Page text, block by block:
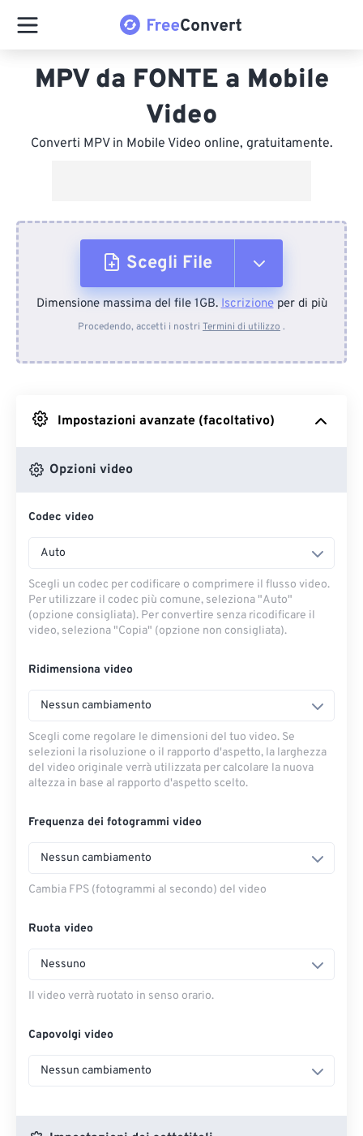
MPV da FONTE a Mobile
Video
Converti MPV in Mobile Video online, gratuitamente.
Scegli File
Dal dispositivo
Da Google Drive
Dimensione massima del file 1GB.Iscrizioneper di più
Procedendo, accetti i nostri Termini di utilizzo .
Impostazioni avanzate (facoltativo)
Opzioni video
Codec video
Auto
Scegli un codec per codificare o comprimere il flusso video.
Per utilizzare il codec più comune, seleziona "Auto"
(opzione consigliata). Per convertire senza ricodificare il
video, seleziona "Copia" (opzione non consigliata).
Ridimensiona video
Nessun cambiamento
Scegli come regolare le dimensioni del tuo video. Se
selezioni la risoluzione o il rapporto d'aspetto, la larghezza
del video originale verrà utilizzata per calcolare la nuova
altezza in base al rapporto d'aspetto scelto.
Frequenza dei fotogrammi video
Nessun cambiamento
Cambia FPS (fotogrammi al secondo) del video
Ruota video
Nessuno
Il video verrà ruotato in senso orario.
Capovolgi video
Nessun cambiamento